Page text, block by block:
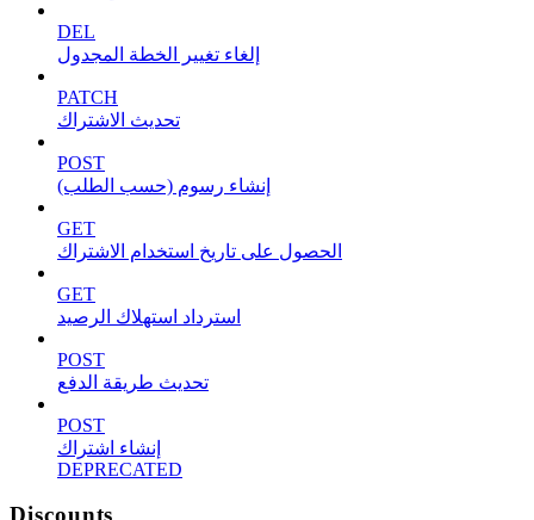
DEL
إلغاء تغيير الخطة المجدول
PATCH
تحديث الاشتراك
POST
إنشاء رسوم (حسب الطلب)
GET
الحصول على تاريخ استخدام الاشتراك
GET
استرداد استهلاك الرصيد
POST
تحديث طريقة الدفع
POST
إنشاء اشتراك
DEPRECATED
Discounts